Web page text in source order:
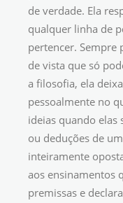
de verdade. Ela
qualquer linha de
pertencer. Sempre
de vista que só
a filosofia, ela
pessoalmente no
ideias quando elas
ou deduções de
inteiramente
aos ensinamentos
premissas e